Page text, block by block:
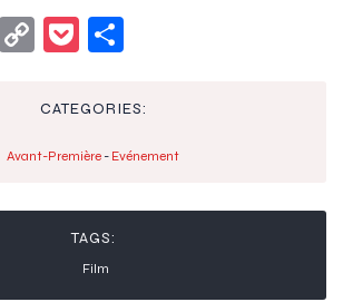
Link
Cop
Link
Poc
er
CATEGORIES:
Avant-Première - Evénement
TAGS:
Film